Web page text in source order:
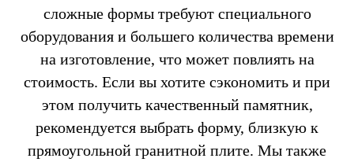
сложные формы требуют специального
оборудования и большего количества времени
на изготовление, что может повлиять на
стоимость. Если вы хотите сэкономить и при
этом получить качественный памятник,
рекомендуется выбрать форму, близкую к
прямоугольной гранитной плите. Мы также